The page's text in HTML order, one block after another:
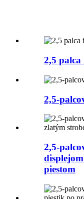
2,5
2,5-
2,5-
piestom